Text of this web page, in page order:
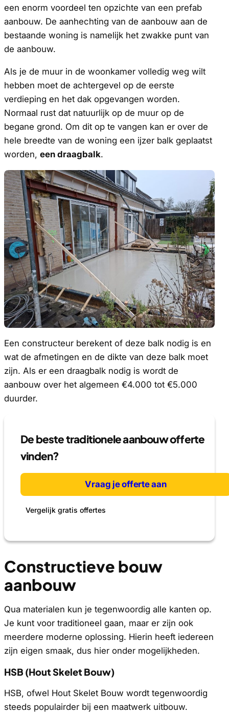
een enorm voordeel ten opzichte van een prefab
aanbouw. De aanhechting van de aanbouw aan de
bestaande woning is namelijk het zwakke punt van
de aanbouw.
Als je de muur in de woonkamer volledig weg wilt
hebben moet de achtergevel op de eerste
verdieping en het dak opgevangen worden.
Normaal rust dat natuurlijk op de muur op de
begane grond. Om dit op te vangen kan er over de
hele breedte van de woning een ijzer balk geplaatst
worden, een draagbalk.
Een constructeur berekent of deze balk nodig is en
wat de afmetingen en de dikte van deze balk moet
zijn. Als er een draagbalk nodig is wordt de
aanbouw over het algemeen €4.000 tot €5.000
duurder.
De beste traditionele aanbouw offerte
vinden?
Vraag je offerte aan
Vergelijk gratis offertes
Constructieve bouw
aanbouw
Qua materialen kun je tegenwoordig alle kanten op.
Je kunt voor traditioneel gaan, maar er zijn ook
meerdere moderne oplossing. Hierin heeft iedereen
zijn eigen smaak, dus hier onder mogelijkheden.
HSB (Hout Skelet Bouw)
HSB, ofwel Hout Skelet Bouw wordt tegenwoordig
steeds populairder bij een maatwerk uitbouw.